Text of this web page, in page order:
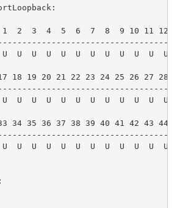
2  3  4  5  6  7  8  9 10 11 12
U  U  U  U  U  U  U  U  U  U  U
18 19 20 21 22 23 24 25 26 27 28
U  U  U  U  U  U  U  U  U  U  U
34 35 36 37 38 39 40 41 42 43 44
U  U  U  U  U  U  U  U  U  U  U